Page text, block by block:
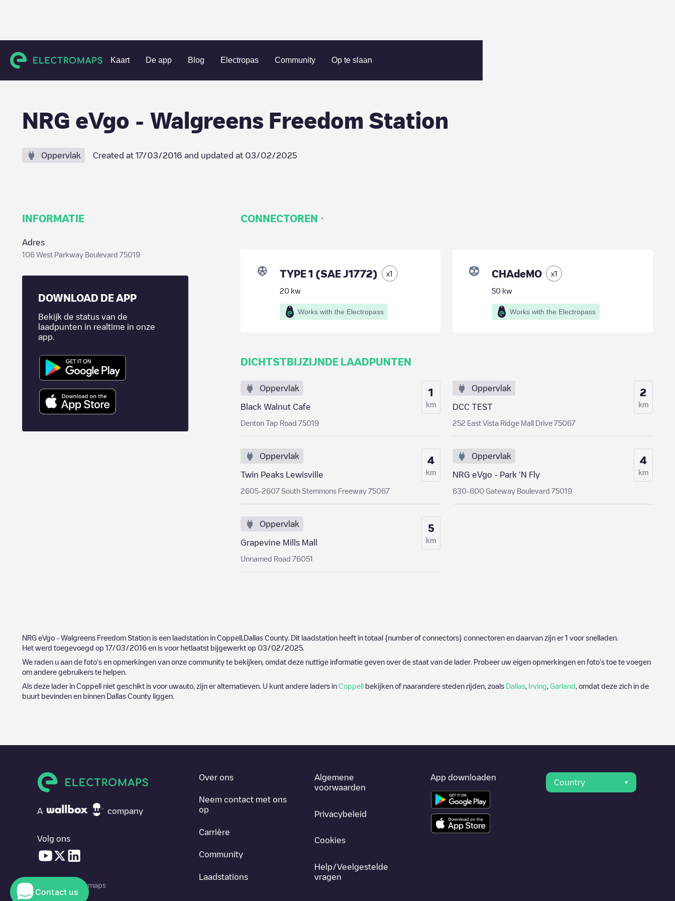
Kaart De app Blog Electropas Community Op te slaan
Charging stations Verenigde Staten Dallas County Coppell NRG eVgo - Walgreens Freedom Station
NRG eVgo - Walgreens Freedom Station
Oppervlak Created at 17/03/2016 and updated at 03/02/2025
INFORMATIE
Adres
106 West Parkway Boulevard 75019
DOWNLOAD DE APP
Bekijk de status van de
laadpunten in realtime in onze
app.
CONNECTOREN ·
TYPE 1 (SAE J1772) x1
20kw
Works with the Electropass
CHAdeMO x1
50 kw
Works with the Electropass
DICHTSTBIJZIJNDE LAADPUNTEN
Oppervlak
Black Walnut Cafe
Denton Tap Road 75019
1
km
Oppervlak
DCC TEST
252 East Vista Ridge Mall Drive 75067
2
km
Oppervlak
Twin Peaks Lewisville
2605-2607 South Stemmons Freeway 75067
4
km
Oppervlak
NRG eVgo - Park 'N Fly
630-600 Gateway Boulevard 75019
4
km
Oppervlak
Grapevine Mills Mall
Unnamed Road 76051
5
km
NRG eVgo - Walgreens Freedom Station is een laadstation in Coppell Dallas County. Dit laadstation heeft in totaal {number of connectors} connectoren en daarvan zijn er1 voor snelladen.
Het werd toegevoegd op 17/03/2016 en is voor hetlaatst bijgewerkt op 03/02/2025
We raden u aan de foto's en opmerkingen van onze community te bekijken, omdat deze nuttige informatie geven over de staat van de lader. Probeer uw eigen opmerkingen en foto's toe te voegen
om andere gebruikers te helpen.
Als deze lader in Coppell niet geschikt is voor uwauto, zijn er alternatieven. U kunt andere laders in Coppell bekijken of naarandere steden rijden, zoals Dallas Irving Garland , omdat deze zich in de
buurt bevinden en binnen Dallas County liggen.
A company
Volg ons
© 2026 Electromaps
Over ons
Neem contact met ons
op
Carrière
Community
Laadstations
Algemene
voorwaarden
Privacybeleid
Cookies
Help/Veelgestelde
vragen
App downloaden
Country
Contact us